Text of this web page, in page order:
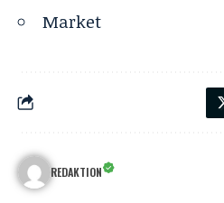
Market
REDAKTION